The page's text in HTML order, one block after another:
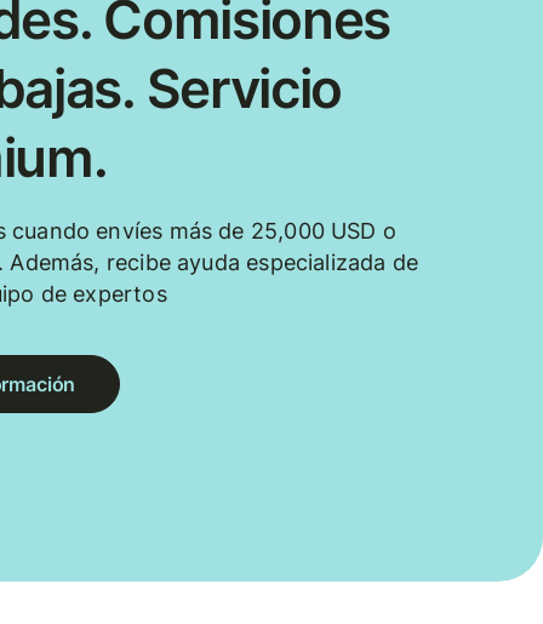
Comisiones
Servicio
cuando envíes más de 25,000 USD o
Además, recibe ayuda especializada de
de expertos